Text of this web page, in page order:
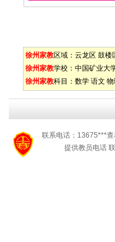
徐州家教区域： 云龙区 鼓楼
徐州家教学校： 中国矿业大
徐州家教科目： 数学 语文 物
联系电话：13675***
提供教员电话